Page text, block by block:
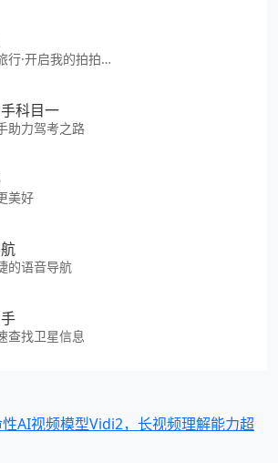
球村人旅行·开启我的拍拍打卡！
科目一
助力驾考之路
美好
的语音导航
查找卫星信息
AI视频模型Vidi2，长视频理解能力超